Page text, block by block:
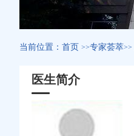
当前位置： 首页 >>专家荟萃>>
医生简介